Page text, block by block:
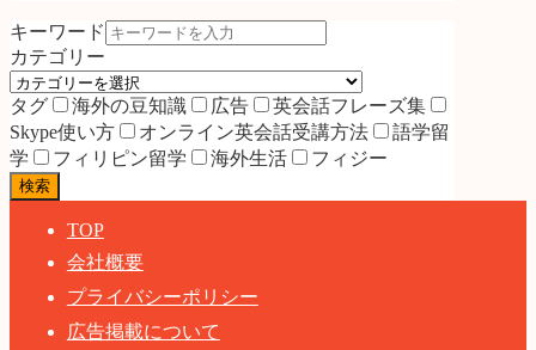
キーワード
カテゴリー
タグ 海外の豆知識 広告
英会話フレーズ集
Skype使い方
オンライン英会話受講方法
語学留
学
フィリピン留学 海外生活 フィジー
検索
TOP
会社概要
プライバシーポリシー
広告掲載について